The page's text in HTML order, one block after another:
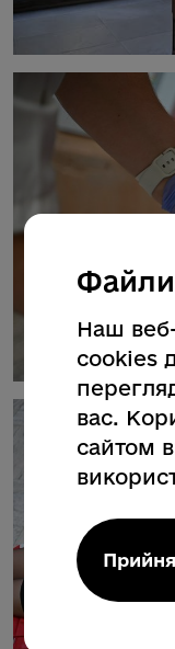
Наш
cookies
вас.
сайтом